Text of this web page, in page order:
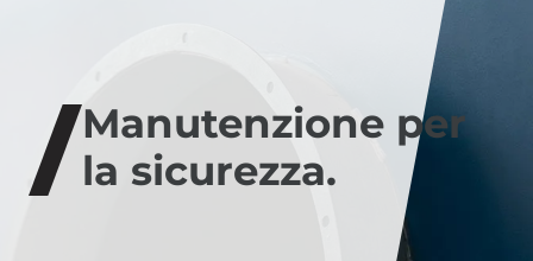
Manutenzione per
la sicurezza.